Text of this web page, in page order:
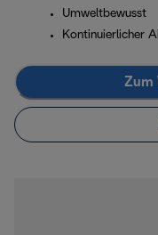
Umweltbewusst
Kontinuierlicher
Zum